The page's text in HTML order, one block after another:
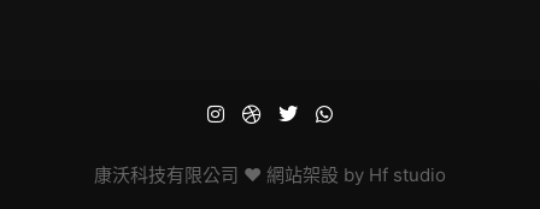
康沃科技有限公司 ♥ 網站架設 by Hf studio